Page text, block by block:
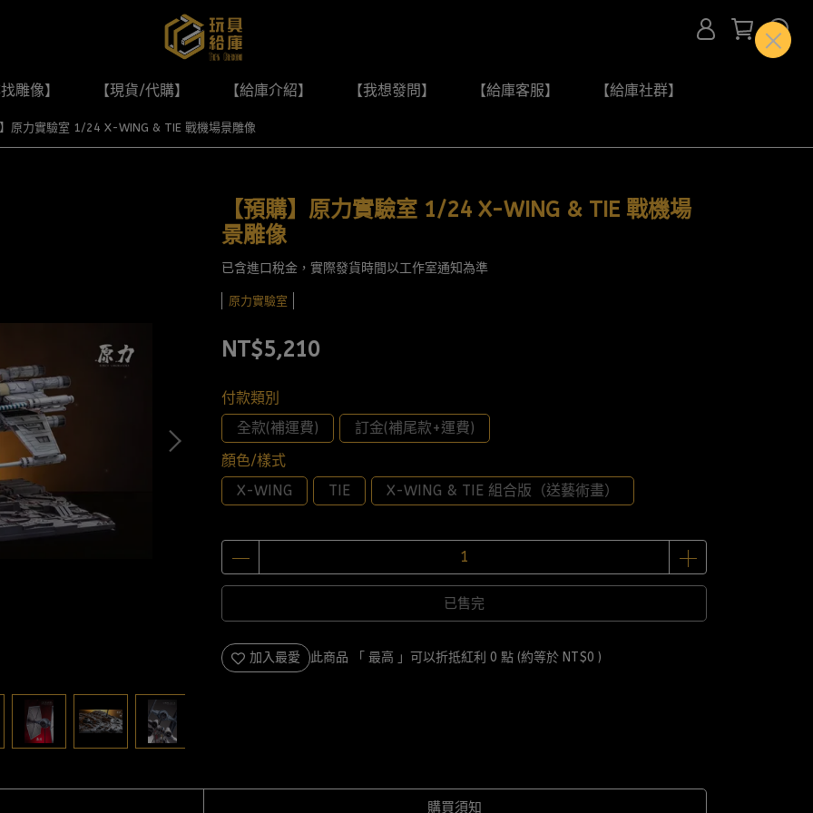
雕像】 【現貨/代購】 【給庫介紹】 【我想發問】 【給庫客服】 【給庫社群】
原力實驗室 1/24 X-WING & TIE 戰機場景雕像
【預購】原力實驗室 1/24 X-WING & TIE 戰機場
景雕像
已含進口稅金，實際發貨時間以工作室通知為準
原力實驗室
NT$5,210
付款類別
全款(補運費)
訂金(補尾款+運費)
顏色/樣式
X-WING
TIE X-WING & TIE 組合版（送藝術畫）
已售完
加入最愛 此商品 「 最高 」可以折抵紅利 0 點 (約等於 NT$0 )
購買須知